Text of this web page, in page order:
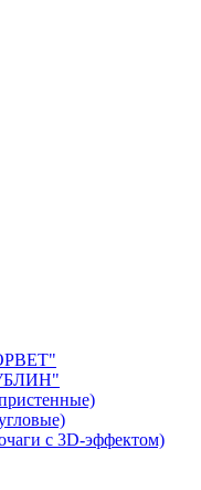
с 3D-эффектом)